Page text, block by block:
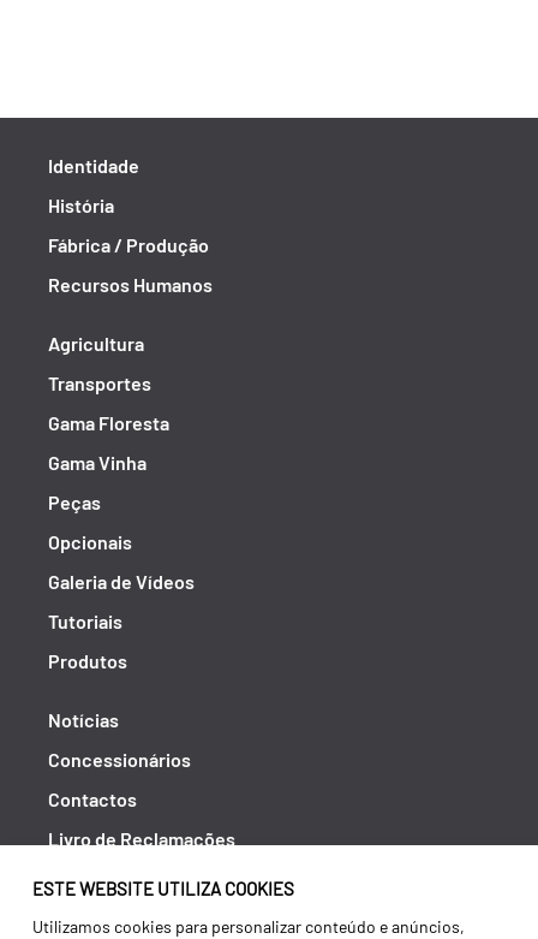
ESTE WEBSITE UTILIZA COOKIES
Utilizamos cookies para personalizar conteúdo e anúncios,
Identidade
História
Fábrica / Produção
Recursos Humanos
Agricultura
Transportes
Gama Floresta
Gama Vinha
Peças
Opcionais
Galeria de Vídeos
Tutoriais
Produtos
Notícias
Concessionários
Contactos
Livro de Reclamações
Política de Privacidade
Canal de Denúncias (RGPC)